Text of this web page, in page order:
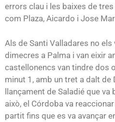
errors clau i les baixes de
com Plaza, Aicardo i Jose
Als de Santi Valladares no els
dimecres a Palma i van eixir
castellonencs van tindre dos
minut 1, amb un tret a dalt de
llançament de Saladié que va
això, el Córdoba va
partit fins que es va avançar